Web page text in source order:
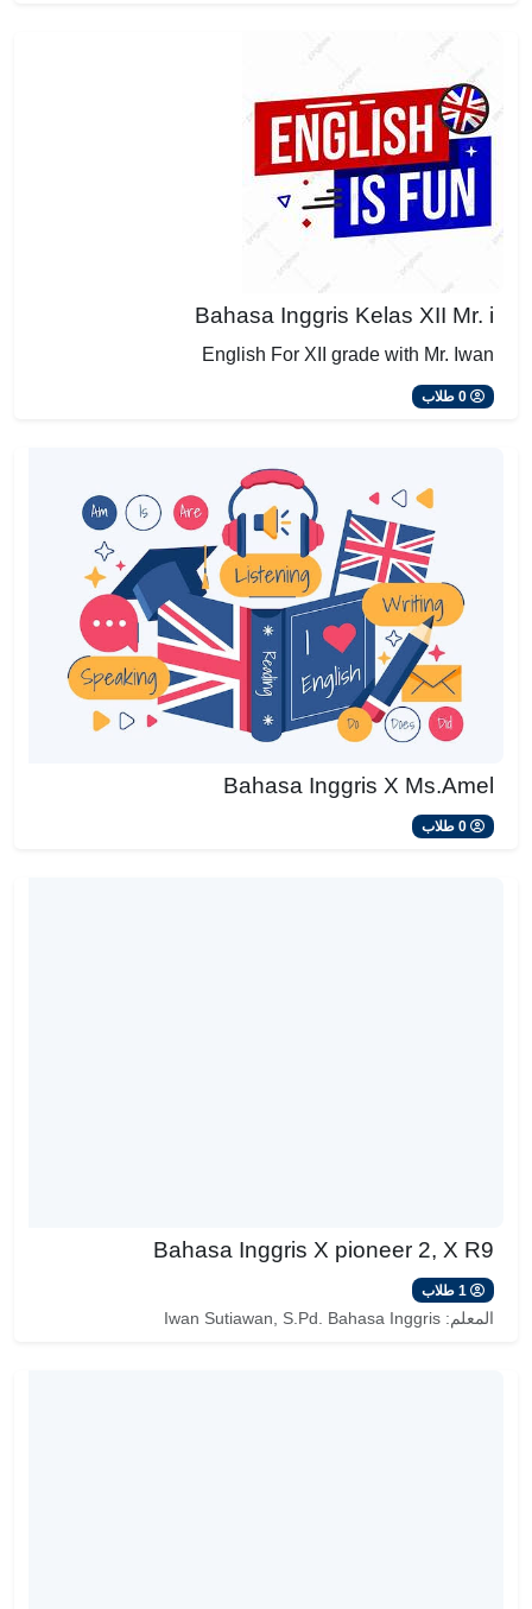
Bahasa Inggris Kelas XII Mr. i
English For XII grade with Mr. Iwan
0 طلاب
Bahasa Inggris X Ms.Amel
0 طلاب
Bahasa Inggris X pioneer 2, X R9
1 طلاب
المعلم: Iwan Sutiawan, S.Pd. Bahasa Inggris